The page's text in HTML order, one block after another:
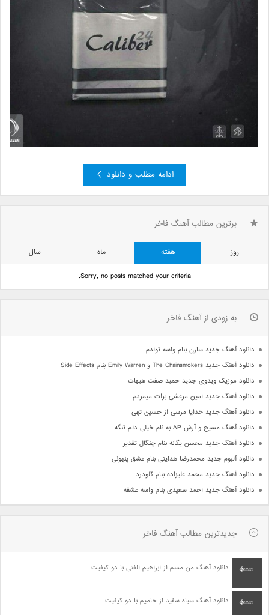
ادامه مطلب و دانلود
برترین مطالب آهنگ فاخر
روز هفته ماه
سال
Sorry, no posts matched your criteria.
به زودی از آهنگ فاخر
دانلود آهنگ جدید سارن بنام واسه تولدم
دانلود آهنگ جدید The Chainsmokers و Emily Warren بنام Side Effects
دانلود موزیک ویدوی جدید حمید صفت هیهات
دانلود آهنگ جدید امین مرعشی برات میمردم
دانلود آهنگ جدید خدایا مرسی از حسین تهی
دانلود آهنگ مسیح و آرش AP به نام خیلی دلم تنگه
دانلود آهنگ جدید محسن یگانه بنام چنگال تقدیر
دانلود آلبوم جدید محمدرضا هدایتی بنام عشق پنهونی
دانلود آهنگ جدید محمد علیزاده بنام گلودرد
دانلود آهنگ جدید احمد سعیدی بنام واسه عشقه
جدیدترین مطالب آهنگ فاخر
دانلود آهنگ من مسم از ابراهیم الفتی با دو کیفیت
دانلود آهنگ سیاه سفید از حامیم با دو کیفیت